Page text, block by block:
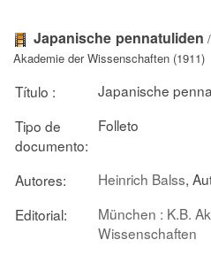
Japanische pennatuliden /
Akademie der Wissenschaften (1911)
Título :
Japanische
Tipo de
documento:
Folleto
Autores: Heinrich Balss,
Editorial:
München : K.B.
Wissenschaften